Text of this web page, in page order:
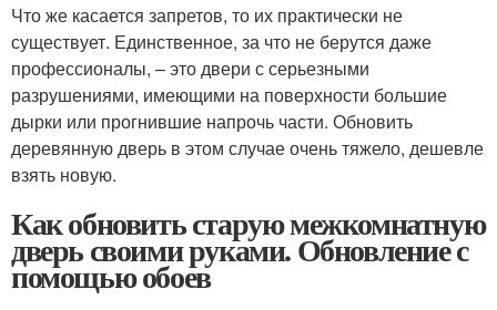
Что же касается запретов, то их практически не
существует. Единственное, за что не берутся даже
профессионалы, – это двери с серьезными
разрушениями, имеющими на поверхности большие
дырки или прогнившие напрочь части. Обновить
деревянную дверь в этом случае очень тяжело, дешевле
взять новую.
Как обновить старую межкомнатную
дверь своими руками. Обновление с
помощью обоев